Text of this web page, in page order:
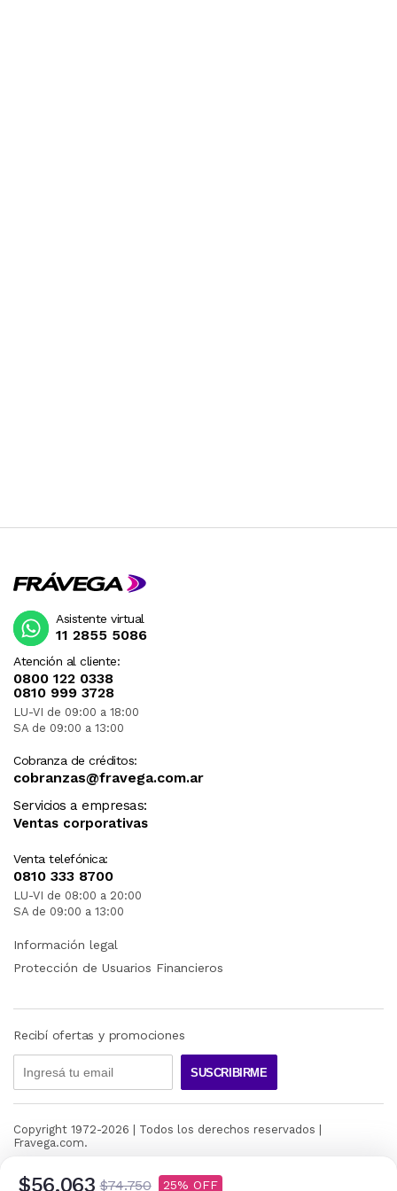
$56.063 $74.750 25
Atención al cliente:
0800 122 0338
0810 999 3728
LU-VI de 09:00 a 18:00
SA de 09:00 a 13:00
Cobranza de créditos:
cobranzas@fravega.com.ar
Servicios a empresas:
Ventas corporativas
Venta telefónica:
0810 333 8700
LU-VI de 08:00 a 20:00
SA de 09:00 a 13:00
Asistente virtual
11 2855 5086
Información legal
Protección de Usuarios Financieros
Recibí ofertas y promociones
SUSCRIBIRME
Copyright 1972-2026 | Todos los derechos reservados |
Fravega.com.